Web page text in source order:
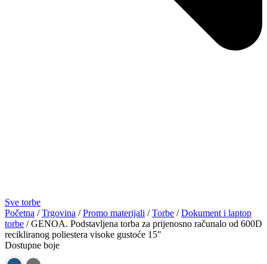
Sve torbe
Početna /Trgovina /Promo materijali /Torbe /Dokument i laptop
torbe / GENOA. Podstavljena torba za prijenosno računalo od 600D
recikliranog poliestera visoke gustoće 15″
Dostupne boje